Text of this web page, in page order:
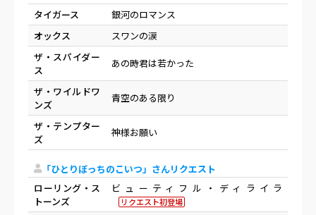
タイガース
銀河のロマンス
オックス
スワンの涙
ザ・スパイダー
ス
あの時君は若かった
ザ・ワイルドワ
ンズ
青空のある限り
ザ・テンプター
ズ
神様お願い
「ひとりぼっちのこいつ」さんリクエスト
ローリング・ス
トーンズ
ビューティフル・ディライラ
リクエスト初登場